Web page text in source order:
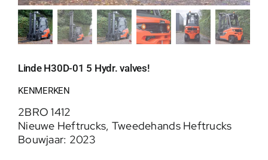
Linde H30D-01 5 Hydr. valves!
KENMERKEN
2BRO 1412
Nieuwe Heftrucks, Tweedehands Heftrucks
Bouwjaar: 2023